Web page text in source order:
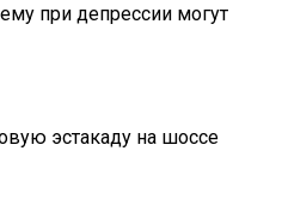
при депрессии могут
эстакаду на шоссе